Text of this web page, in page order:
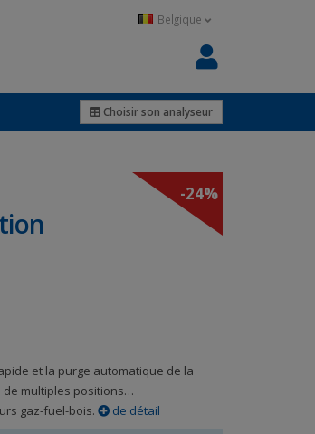
Belgique
Choisir son analyseur
et la purge automatique de la
de multiples positions…
gaz-fuel-bois.
de détail
-24%